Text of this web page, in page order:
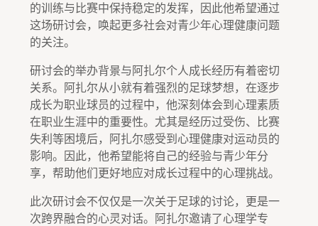
的训练与比赛中保持稳定的发挥，因此他希望通过
这场研讨会，唤起更多社会对青少年心理健康问题
的关注。
研讨会的举办背景与阿扎尔个人成长经历有着密切
关系。阿扎尔从小就有着强烈的足球梦想，在逐步
成长为职业球员的过程中，他深刻体会到心理素质
在职业生涯中的重要性。尤其是经历过受伤、比赛
失利等困境后，阿扎尔感受到心理健康对运动员的
影响。因此，他希望能将自己的经验与青少年分
享，帮助他们更好地应对成长过程中的心理挑战。
此次研讨会不仅仅是一次关于足球的讨论，更是一
次跨界融合的心灵对话。阿扎尔邀请了心理学专